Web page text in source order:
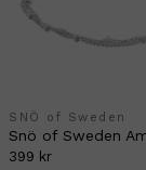
SNÖ of Sweden
399 kr